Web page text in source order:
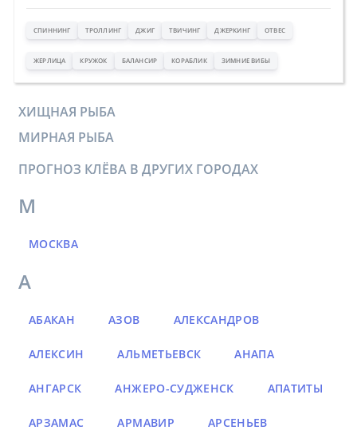
СПИННИНГ ТРОЛЛИНГ ДЖИГ ТВИЧИНГ ДЖЕРКИНГ ОТВЕС
ЖЕРЛИЦА КРУЖОК БАЛАНСИР КОРАБЛИК ЗИМНИЕ ВИБЫ
ХИЩНАЯ РЫБА
МИРНАЯ РЫБА
ПРОГНОЗ КЛЁВА В ДРУГИХ ГОРОДАХ
М
МОСКВА
А
АБАКАН АЗОВ АЛЕКСАНДРОВ
АЛЕКСИН АЛЬМЕТЬЕВСК АНАПА
АНГАРСК АНЖЕРО-СУДЖЕНСК АПАТИТЫ
АРЗАМАС АРМАВИР АРСЕНЬЕВ